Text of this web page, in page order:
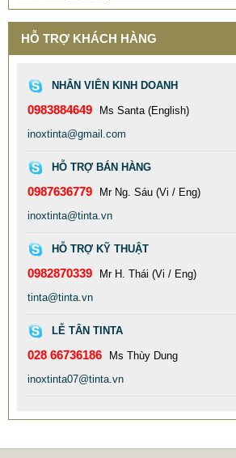
CỘT CỜ INOX QUAY 360 ĐỘ. COT
23.000.000 VNĐ
Mã sản phẩm: COT-CO-INOX-
HỖ TRỢ KHÁCH HÀNG
NHÂN VIÊN KINH DOANH
0983884649
Ms Santa (English)
inoxtinta@gmail.com
HỖ TRỢ BÁN HÀNG
0987636779
Mr Ng. Sáu (Vi / Eng)
inoxtinta@tinta.vn
HỖ TRỢ KỸ THUẬT
0982870339
Mr H. Thái (Vi / Eng)
tinta@tinta.vn
LỄ TÂN TINTA
028 66736186
Ms Thùy Dung
inoxtinta07@tinta.vn